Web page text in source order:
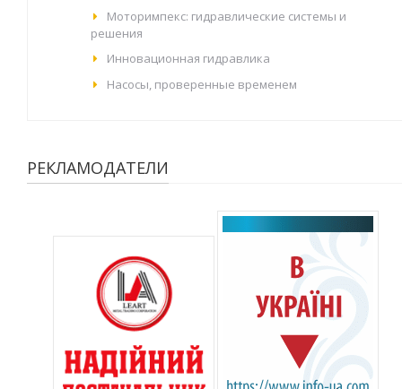
Моторимпекс: гидравлические системы и
решения
Инновационная гидравлика
Насосы, проверенные временем
РЕКЛАМОДАТЕЛИ